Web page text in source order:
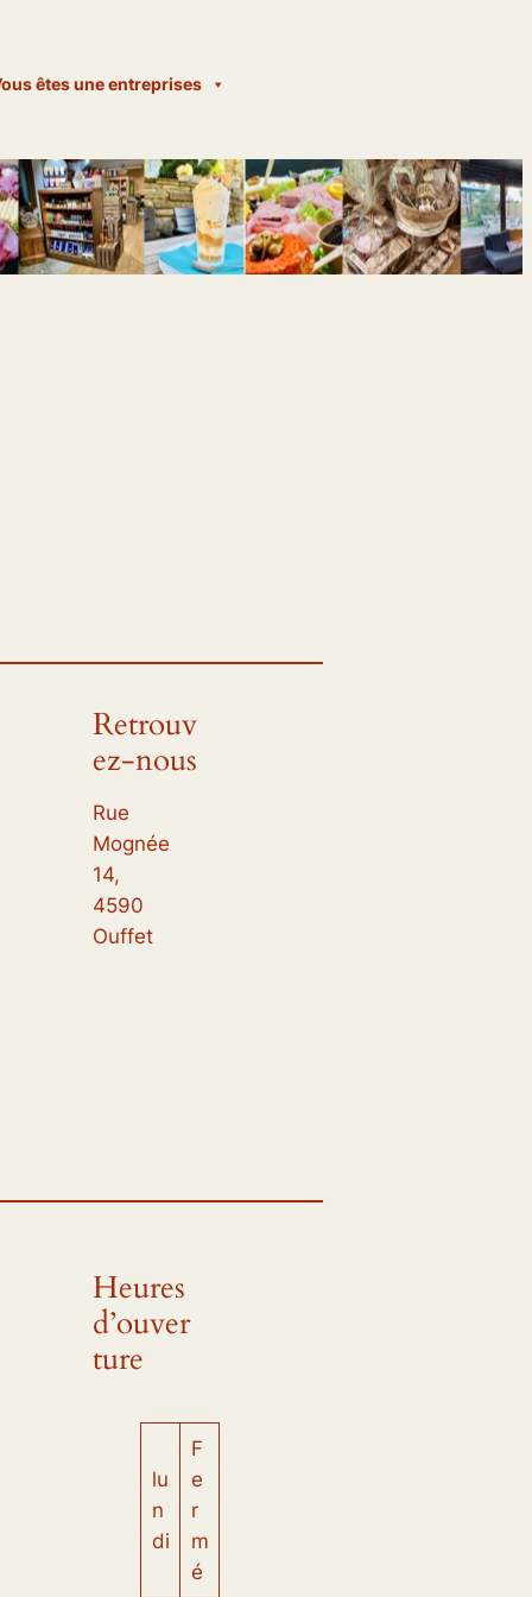
êtes une entreprises
Retrouv
ez-nous
Rue
Mognée
14,
4590
Ouffet
Heures
d’ouver
ture
lu
n
di
F
e
r
m
é